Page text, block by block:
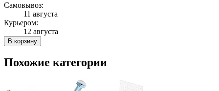
Самовывоз:
11 августа
Курьером:
12 августа
В корзину
Похожие категории